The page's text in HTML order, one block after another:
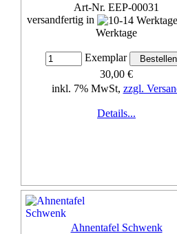
Art-Nr. EEP-00031
versandfertig in
Werktage
Exemplar
30,00 €
inkl. 7% MwSt, zzgl.
Details...
Ahnentafel Schwenk